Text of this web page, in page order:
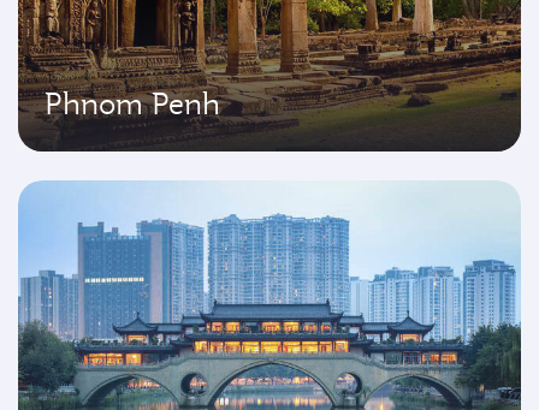
Phnom Penh